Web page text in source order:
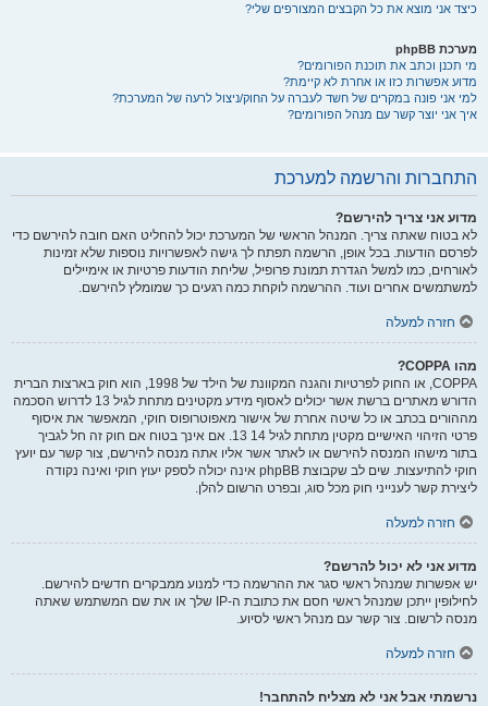
כיצד אני מוצא את כל הקבצים המצורפים שלי?
מערכת phpBB
מי תכנן וכתב את תוכנת הפורומים?
מדוע אפשרות כזו או אחרת לא קיימת?
למי אני פונה במקרים של חשד לעברה על החוק/ניצול לרעה של המערכת?
איך אני יוצר קשר עם מנהל הפורומים?
התחברות והרשמה למערכת
מדוע אני צריך להירשם?
לא בטוח שאתה צריך. המנהל הראשי של המערכת יכול להחליט האם חובה להירשם כדי
לפרסם הודעות. בכל אופן, הרשמה תפתח לך גישה לאפשרויות נוספות שלא זמינות
לאורחים, כמו למשל הגדרת תמונת פרופיל, שליחת הודעות פרטיות או אימיילים
למשתמשים אחרים ועוד. ההרשמה לוקחת כמה רגעים כך שמומלץ להירשם.
חזרה למעלה
מהו COPPA?
COPPA, או החוק לפרטיות והגנה המקוונת של הילד של 1998, הוא חוק בארצות הברית
הדורש מאתרים ברשת אשר יכולים לאסוף מידע מקטינים מתחת לגיל 13 לדרוש הסכמה
מההורים בכתב או כל שיטה אחרת של אישור מאפוטרופוס חוקי, המאפשר את איסוף
פרטי הזיהוי האישיים מקטין מתחת לגיל 14 13. אם אינך בטוח אם חוק זה חל לגביך
בתור מישהו המנסה להירשם או לאתר אשר אליו אתה מנסה להירשם, צור קשר עם יועץ
חוקי להתיעצות. שים לב שקבוצת phpBB אינה יכולה לספק יעוץ חוקי ואינה נקודה
ליצירת קשר לענייני חוק מכל סוג, ובפרט הרשום להלן.
חזרה למעלה
מדוע אני לא יכול להרשם?
יש אפשרות שמנהל ראשי סגר את ההרשמה כדי למנוע ממבקרים חדשים להירשם.
לחילופין ייתכן שמנהל ראשי חסם את כתובת ה-IP שלך או את שם המשתמש שאתה
מנסה לרשום. צור קשר עם מנהל ראשי לסיוע.
חזרה למעלה
נרשמתי אבל אני לא מצליח להתחבר!